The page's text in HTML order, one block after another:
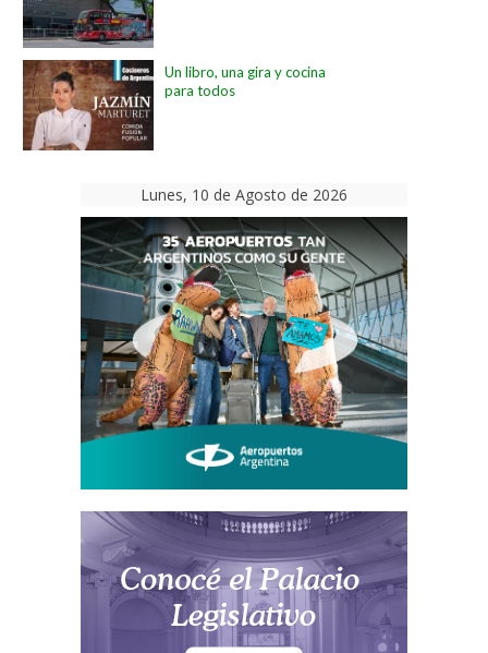
Un libro, una gira y cocina
para todos
Lunes, 10 de Agosto de 2026